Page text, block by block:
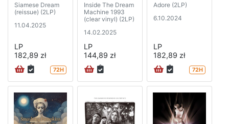
Siamese Dream
(reissue) (2LP)
11.04.2025
LP
182,89 zł
72H
Inside The Dream
Machine 1993
(clear vinyl) (2LP)
14.02.2025
LP
144,89 zł
Adore (2LP)
6.10.2024
LP
182,89 zł
72H